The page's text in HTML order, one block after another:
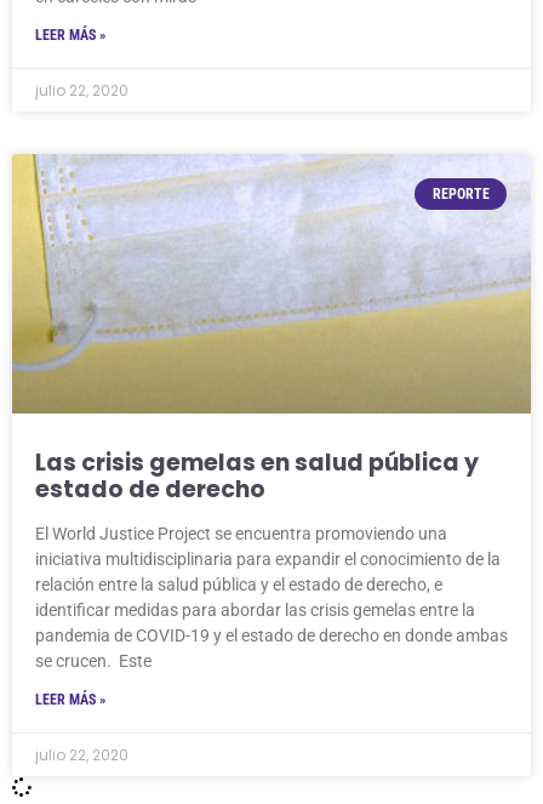
LEER MÁS »
julio 22, 2020
REPORTE
Las crisis gemelas en salud pública y
estado de derecho
El World Justice Project se encuentra promoviendo una
iniciativa multidisciplinaria para expandir el conocimiento de la
relación entre la salud pública y el estado de derecho, e
identificar medidas para abordar las crisis gemelas entre la
pandemia de COVID-19 y el estado de derecho en donde ambas
se crucen. Este
LEER MÁS »
julio 22, 2020